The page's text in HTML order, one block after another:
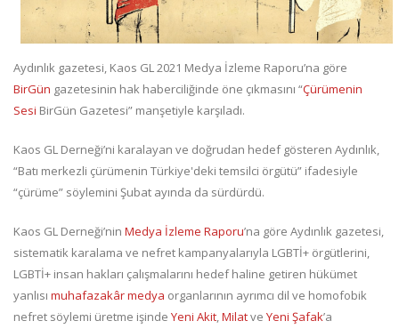
Aydınlık gazetesi, Kaos GL 2021 Medya İzleme Raporu’na göre
BirGün gazetesinin hak haberciliğinde öne çıkmasını “Çürümenin
Sesi BirGün Gazetesi” manşetiyle karşıladı.
Kaos GL Derneği’ni karalayan ve doğrudan hedef gösteren Aydınlık,
“Batı merkezli çürümenin Türkiye'deki temsilci örgütü” ifadesiyle
“çürüme” söylemini Şubat ayında da sürdürdü.
Kaos GL Derneği’nin Medya İzleme Raporu’na göre Aydınlık gazetesi,
sistematik karalama ve nefret kampanyalarıyla LGBTİ+ örgütlerini,
LGBTİ+ insan hakları çalışmalarını hedef haline getiren hükümet
yanlısı muhafazakâr medya organlarının ayrımcı dil ve homofobik
nefret söylemi üretme işinde Yeni Akit,Milatve Yeni Şafak’a